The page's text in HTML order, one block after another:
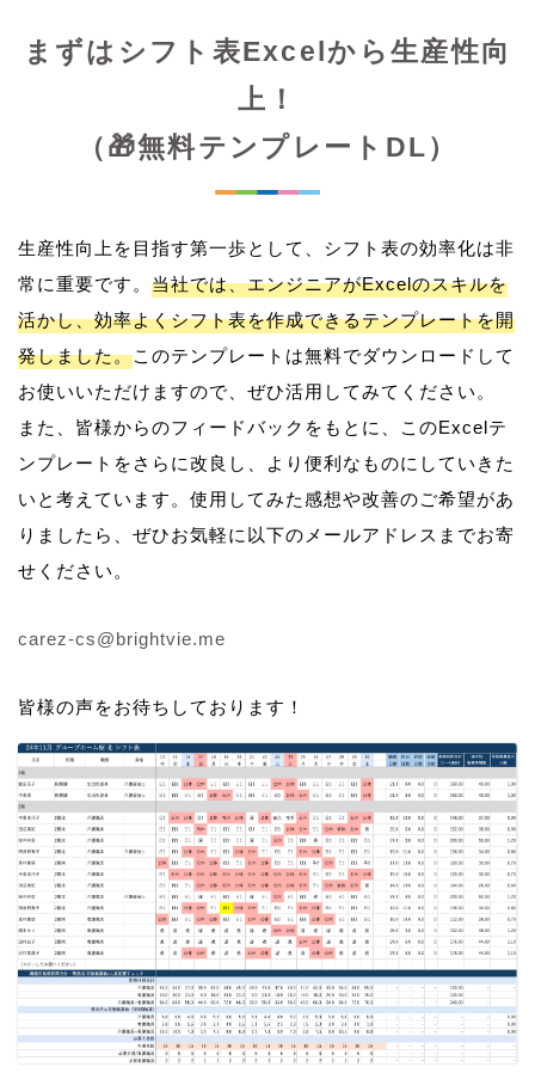
まずはシフト表Excelから生産性向
上！
（🎁無料テンプレートDL）
生産性向上を目指す第一歩として、シフト表の効率化は非
常に重要です。 当社では、エンジニアがExcelのスキルを
活かし、効率よくシフト表を作成できるテンプレートを開
発しました。このテンプレートは無料でダウンロードして
お使いいただけますので、ぜひ活用してみてください。
また、皆様からのフィードバックをもとに、このExcelテ
ンプレートをさらに改良し、より便利なものにしていきた
いと考えています。使用してみた感想や改善のご希望があ
りましたら、ぜひお気軽に以下のメールアドレスまでお寄
せください。
carez-cs@brightvie.me
皆様の声をお待ちしております！